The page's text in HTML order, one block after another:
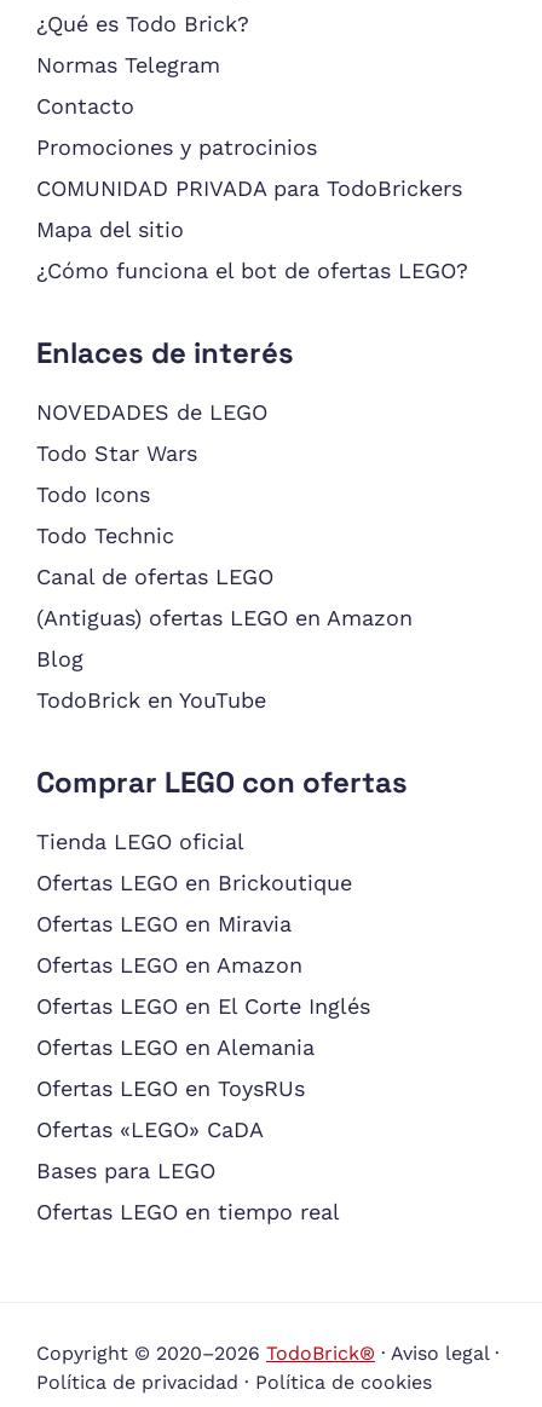
¿Qué es Todo Brick?
Normas Telegram
Contacto
Promociones y patrocinios
COMUNIDAD PRIVADA para TodoBrickers
Mapa del sitio
¿Cómo funciona el bot de ofertas LEGO?
Enlaces de interés
NOVEDADES de LEGO
Todo Star Wars
Todo Icons
Todo Technic
Canal de ofertas LEGO
(Antiguas) ofertas LEGO en Amazon
Blog
TodoBrick en YouTube
Comprar LEGO con ofertas
Tienda LEGO oficial
Ofertas LEGO en Brickoutique
Ofertas LEGO en Miravia
Ofertas LEGO en Amazon
Ofertas LEGO en El Corte Inglés
Ofertas LEGO en Alemania
Ofertas LEGO en ToysRUs
Ofertas «LEGO» CaDA
Bases para LEGO
Ofertas LEGO en tiempo real
Copyright © 2020–2026 TodoBrick® · Aviso legal·
Política de privacidad · Política de cookies